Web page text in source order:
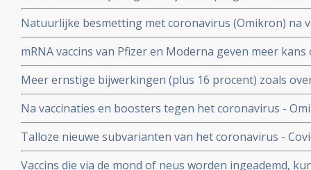
moeders. Minder bloedplasmacellen tast immuniteit
blijkt niet bruikbaar voor stamceltransplantaties.
Natuurlijke besmetting met coronavirus (Omikron) na
bescherming, al zijn er twijfels over bescherming door
varianten van Omikron.
mRNA vaccins van Pfizer en Moderna geven meer
dat ze een ziekenhuisopname voorkomen. Blijkt uit
studiegegevens
Meer ernstige bijwerkingen (plus 16 procent) zoals
invaliditeit deden zich voor tijdens de studies van de
Pfizer in vergelijking met de placebogroep
Na vaccinaties en boosters tegen het coronavirus -
overige oorzaken blijkt uit grafieken bijgehouden en
Herman Steigstra, Anton Theunissen en Maurice de
Talloze nieuwe subvarianten van het coronavirus -
boostervaccins en ontsnappen aan eigen
Vaccins die via de mond of neus worden ingeademd,